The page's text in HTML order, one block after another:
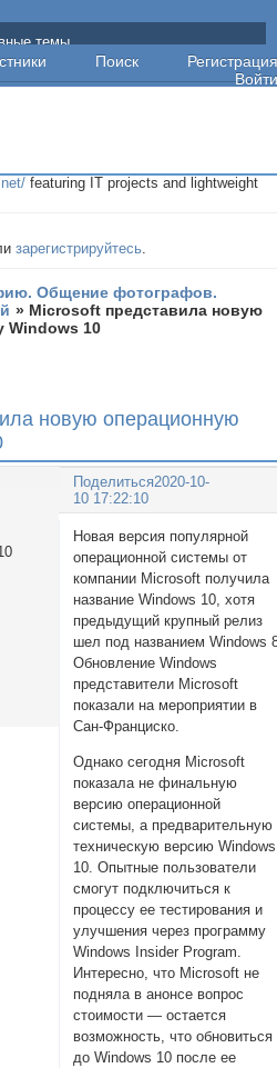
Общение
Поиск
Регистрация
Войти
темы
featuring IT projects and lightweight
зарегистрируйтесь
Общение фотографов.
» Microsoft представила новую
Windows 10
новую операционную
Поделиться2020-10-
10 17:22:10
Новая версия популярной
операционной системы от
компании Microsoft получила
название Windows 10, хотя
предыдущий крупный релиз
шел под названием Windows
Обновление Windows
представители Microsoft
показали на мероприятии в
Сан-Франциско.
Однако сегодня Microsoft
показала не финальную
версию операционной
системы, а предварительную
техническую версию Windows
10. Опытные пользователи
смогут подключиться к
процессу ее тестирования и
улучшения через программу
Windows Insider Program.
Интересно, что Microsoft не
подняла в анонсе вопрос
стоимости — остается
возможность, что обновиться
до Windows 10 после ее